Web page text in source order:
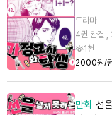
드라마
4권 완결
1천
2000원/
만화 선